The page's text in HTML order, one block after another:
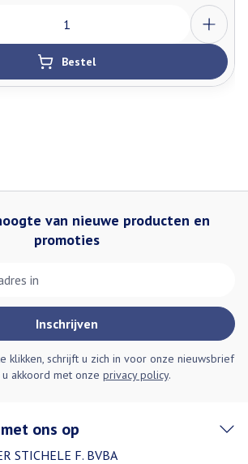
Bestel
van nieuwe producten en
promoties
Inschrijven
klikken, schrijft u zich in voor onze nieuwsbrief
akkoord met onze privacy policy.
ons op
STICHELE F. BVBA